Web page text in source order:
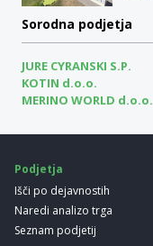
Sorodna podjetja
JURE CYRANSKI S.P.
KOTIN d.o.o.
MERINO WORLD d.o.o.
Podjetja
Išči po dejavnostih
Naredi analizo trga
Seznam podjetij